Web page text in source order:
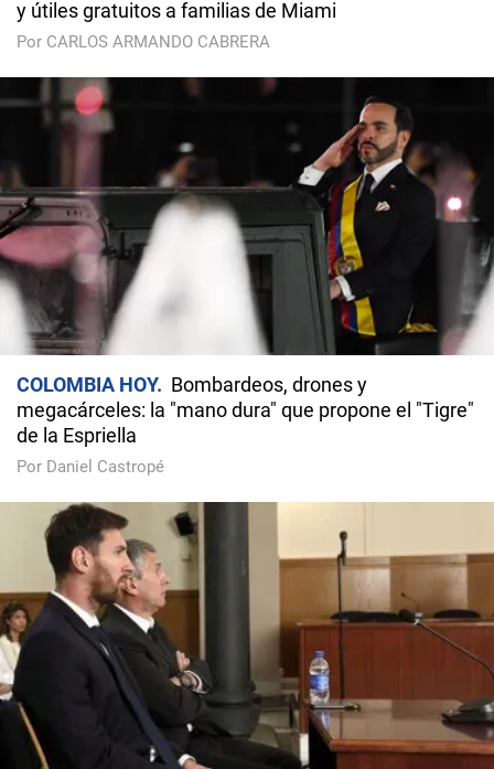
y útiles gratuitos a familias de Miami
Por CARLOS ARMANDO CABRERA
COLOMBIA HOY
Bombardeos, drones y
megacárceles: la "mano dura" que propone el "Tigre"
de la Espriella
Por Daniel Castropé